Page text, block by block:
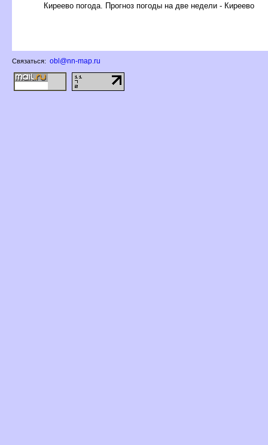
Киреево погода. Прогноз погоды на две недели - Киреево
Связаться: obl@nn-map.ru